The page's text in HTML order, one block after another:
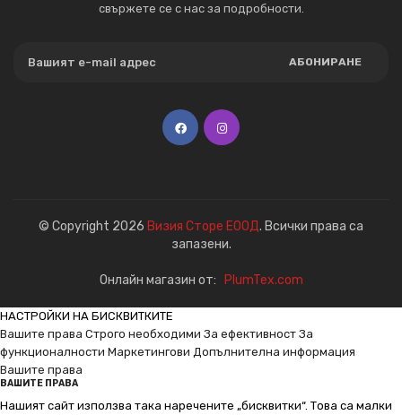
свържете се с нас за подробности.
АБОНИРАНЕ
© Copyright 2026 Визия Сторе ЕООД. Всички права са
запазени.
Онлайн магазин от: PlumTex.com
НАСТРОЙКИ НА БИСКВИТКИТЕ
Вашите права Строго необходими За ефективност За
функционалности Маркетингови Допълнителна информация
Вашите права
ВАШИТЕ ПРАВА
Нашият сайт използва така наречените „бисквитки“. Това са малки